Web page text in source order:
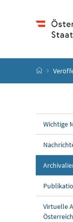
Startseite
Wichtige
Virtuelle